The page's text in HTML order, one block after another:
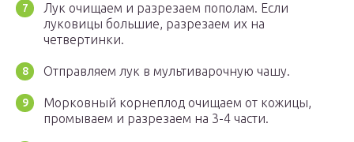
Лук очищаем и разрезаем пополам. Если
луковицы большие, разрезаем их на
четвертинки.
Отправляем лук в мультиварочную чашу.
Морковный корнеплод очищаем от кожицы,
промываем и разрезаем на 3-4 части.